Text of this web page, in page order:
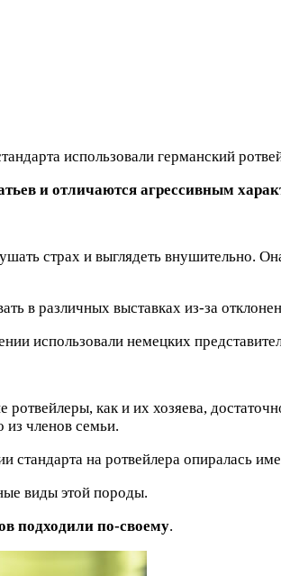
использовали германский
и отличаются агрессивным
страх и выглядеть внушительно.
в различных выставках из-за
использовали немецких
ротвейлеры, как и их хозяева,
из членов семьи.
на ротвейлера опиралась
виды этой породы.
подходили по-своему.